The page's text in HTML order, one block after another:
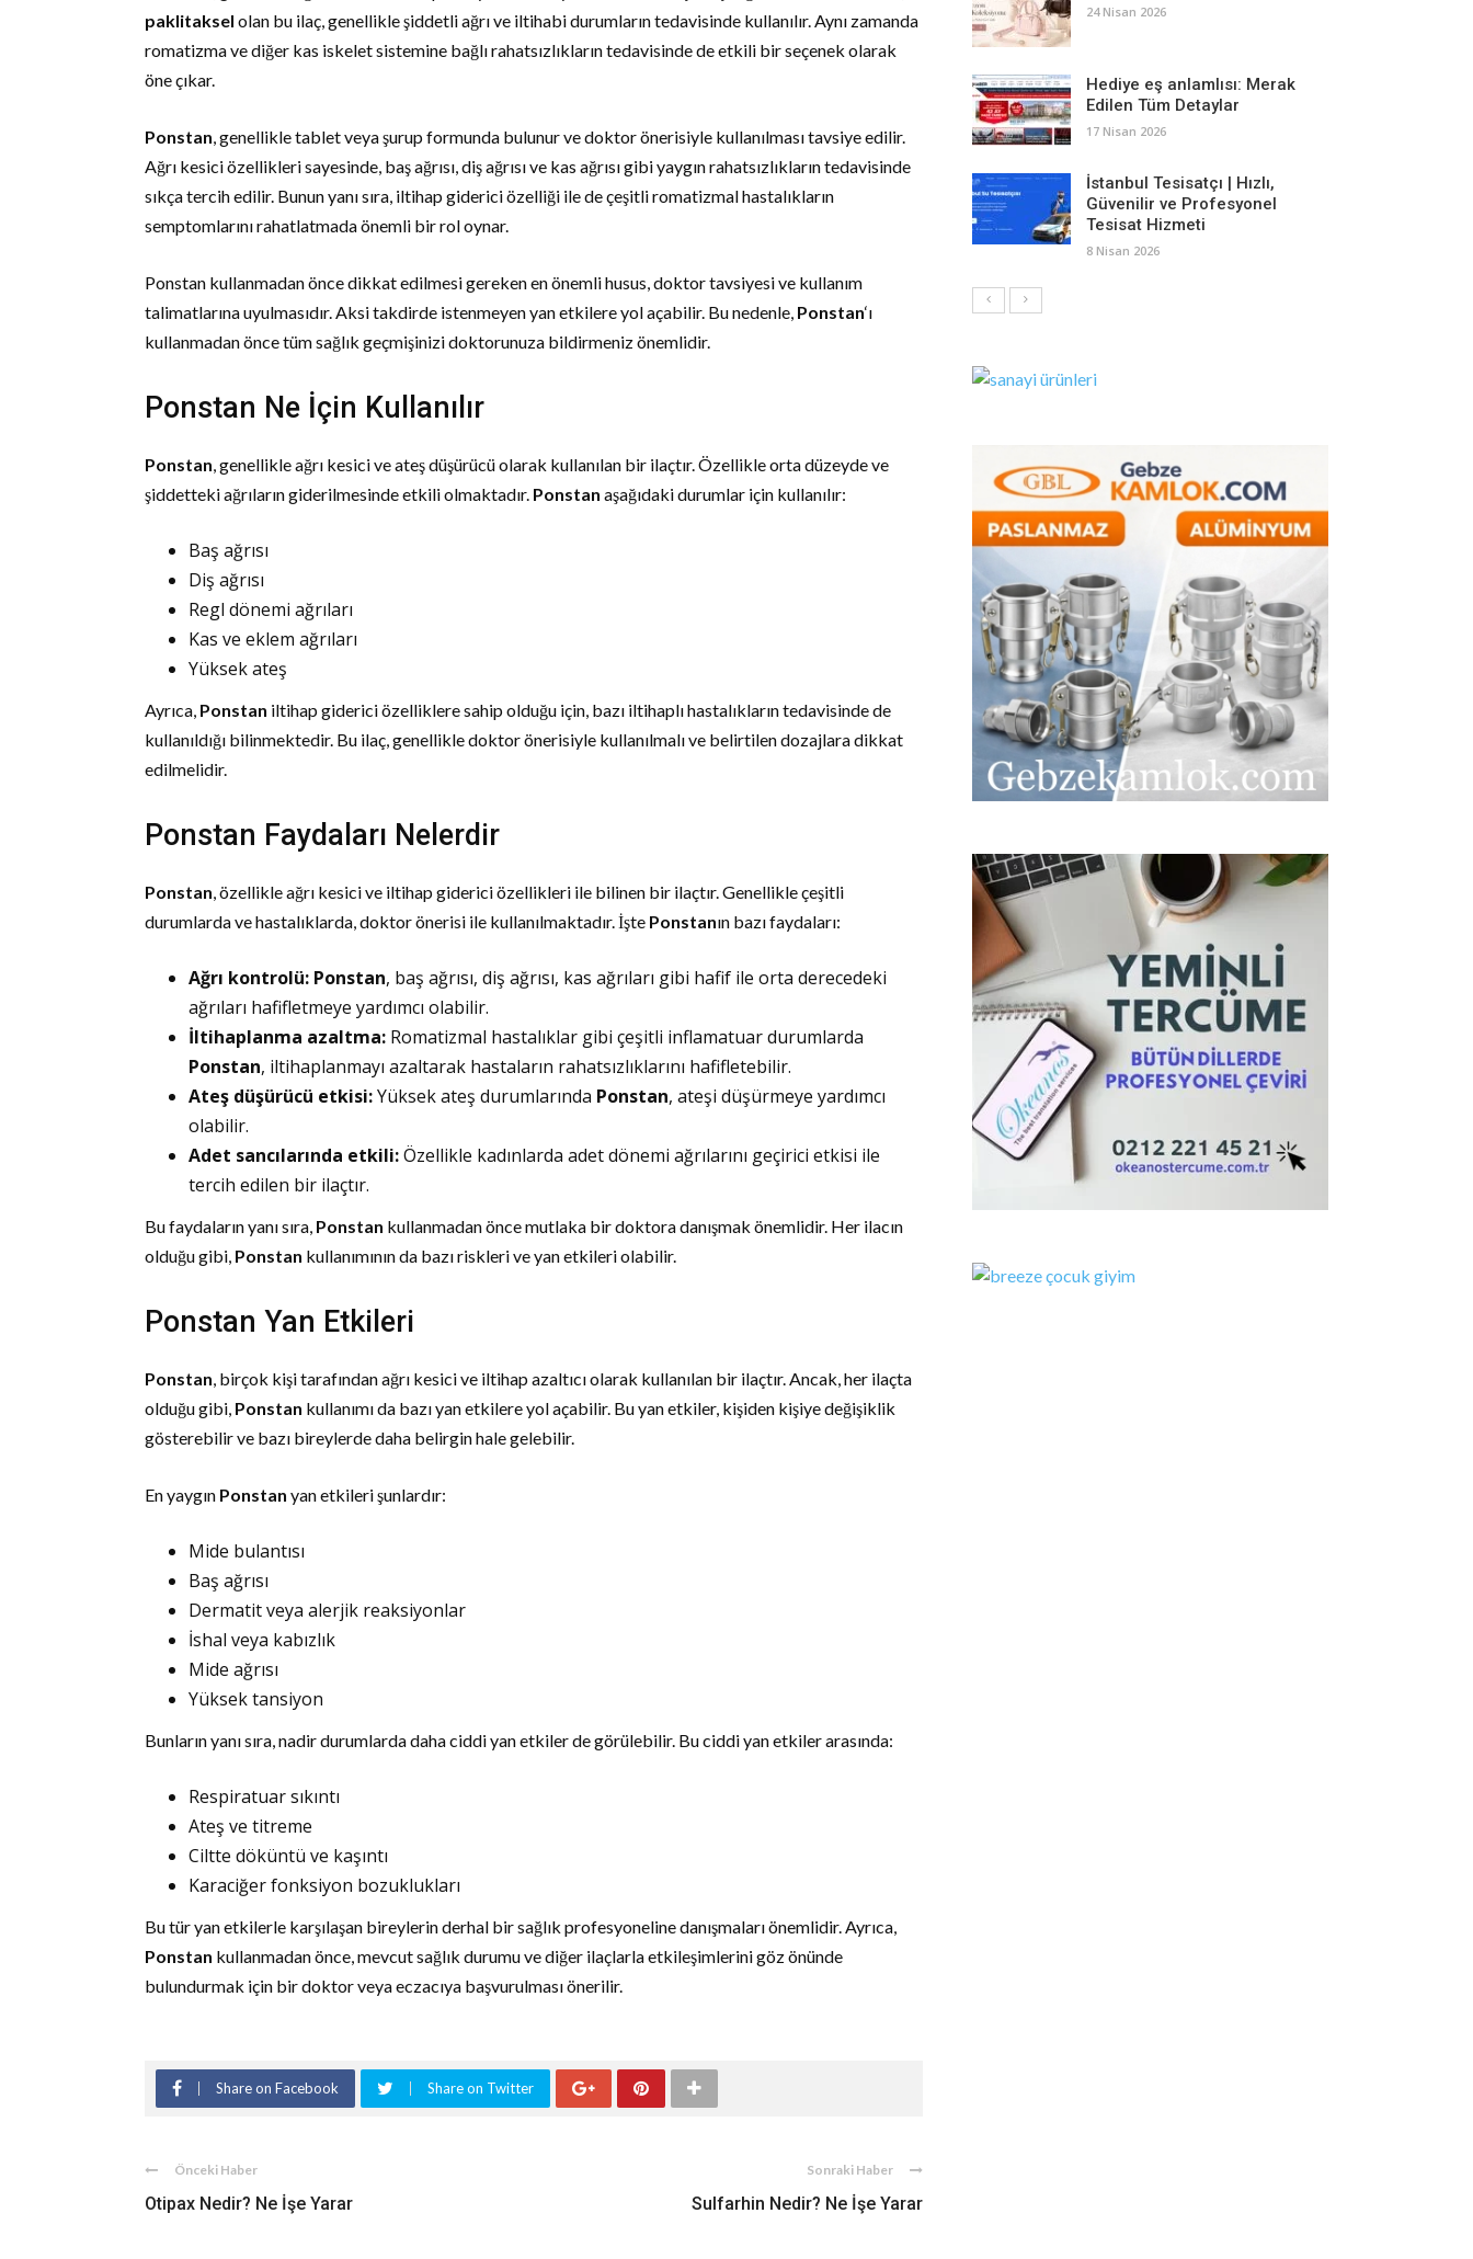
paklitaksel olan bu ilaç, genellikle şiddetli ağrı ve iltihabi durumların tedavisinde kullanılır. Aynı zamanda
romatizma ve diğer kas iskelet sistemine bağlı rahatsızlıkların tedavisinde de etkili bir seçenek olarak
öne çıkar.
Ponstan , genellikle tablet veya şurup formunda bulunur ve doktor önerisiyle kullanılması tavsiye edilir.
Ağrı kesici özellikleri sayesinde, baş ağrısı, diş ağrısı ve kas ağrısı gibi yaygın rahatsızlıkların tedavisinde
sıkça tercih edilir. Bunun yanı sıra, iltihap giderici özelliği ile de çeşitli romatizmal hastalıkların
semptomlarını rahatlatmada önemli bir rol oynar.
Ponstan kullanmadan önce dikkat edilmesi gereken en önemli husus, doktor tavsiyesi ve kullanım
talimatlarına uyulmasıdır. Aksi takdirde istenmeyen yan etkilere yol açabilir. Bu nedenle, Ponstan‘ı
kullanmadan önce tüm sağlık geçmişinizi doktorunuza bildirmeniz önemlidir.
Ponstan Ne İçin Kullanılır
Ponstan , genellikle ağrı kesici ve ateş düşürücü olarak kullanılan bir ilaçtır. Özellikle orta düzeyde ve
şiddetteki ağrıların giderilmesinde etkili olmaktadır. Ponstan aşağıdaki durumlar için kullanılır:
Baş ağrısı
Diş ağrısı
Regl dönemi ağrıları
Kas ve eklem ağrıları
Yüksek ateş
Ayrıca, Ponstan iltihap giderici özelliklere sahip olduğu için, bazı iltihaplı hastalıkların tedavisinde de
kullanıldığı bilinmektedir. Bu ilaç, genellikle doktor önerisiyle kullanılmalı ve belirtilen dozajlara dikkat
edilmelidir.
Ponstan Faydaları Nelerdir
Ponstan , özellikle ağrı kesici ve iltihap giderici özellikleri ile bilinen bir ilaçtır. Genellikle çeşitli
durumlarda ve hastalıklarda, doktor önerisi ile kullanılmaktadır. İşte Ponstanın bazı faydaları:
Ağrı kontrolü: Ponstan, baş ağrısı, diş ağrısı, kas ağrıları gibi hafif ile orta derecedeki
ağrıları hafifletmeye yardımcı olabilir.
İltihaplanma azaltma: Romatizmal hastalıklar gibi çeşitli inflamatuar durumlarda
Ponstan, iltihaplanmayı azaltarak hastaların rahatsızlıklarını hafifletebilir.
Ateş düşürücü etkisi:Yüksek ateş durumlarında Ponstan, ateşi düşürmeye yardımcı
olabilir.
Adet sancılarında etkili:Özellikle kadınlarda adet dönemi ağrılarını geçirici etkisi ile
tercih edilen bir ilaçtır.
Bu faydaların yanı sıra, Ponstan kullanmadan önce mutlaka bir doktora danışmak önemlidir. Her ilacın
olduğu gibi, Ponstan kullanımının da bazı riskleri ve yan etkileri olabilir.
Ponstan Yan Etkileri
Ponstan , birçok kişi tarafından ağrı kesici ve iltihap azaltıcı olarak kullanılan bir ilaçtır. Ancak, her ilaçta
olduğu gibi, Ponstan kullanımı da bazı yan etkilere yol açabilir. Bu yan etkiler, kişiden kişiye değişiklik
gösterebilir ve bazı bireylerde daha belirgin hale gelebilir.
En yaygın Ponstan yan etkileri şunlardır:
Mide bulantısı
Baş ağrısı
Dermatit veya alerjik reaksiyonlar
İshal veya kabızlık
Mide ağrısı
Yüksek tansiyon
Bunların yanı sıra, nadir durumlarda daha ciddi yan etkiler de görülebilir. Bu ciddi yan etkiler arasında:
Respiratuar sıkıntı
Ateş ve titreme
Ciltte döküntü ve kaşıntı
Karaciğer fonksiyon bozuklukları
Bu tür yan etkilerle karşılaşan bireylerin derhal bir sağlık profesyoneline danışmaları önemlidir. Ayrıca,
Ponstan kullanmadan önce, mevcut sağlık durumu ve diğer ilaçlarla etkileşimlerini göz önünde
bulundurmak için bir doktor veya eczacıya başvurulması önerilir.
Share on Facebook Share on Twitter
Önceki Haber
Otipax Nedir? Ne İşe Yarar
Sonraki Haber
Sulfarhin Nedir? Ne İşe Yarar
24 Nisan 2026
Hediye eş anlamlısı: Merak
Edilen Tüm Detaylar
17 Nisan 2026
İstanbul Tesisatçı | Hızlı,
Güvenilir ve Profesyonel
Tesisat Hizmeti
8 Nisan 2026